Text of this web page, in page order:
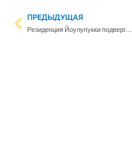
ПРЕДЫДУЩАЯ
Резиденция Йоулупукки подверглась небывалому нашествию